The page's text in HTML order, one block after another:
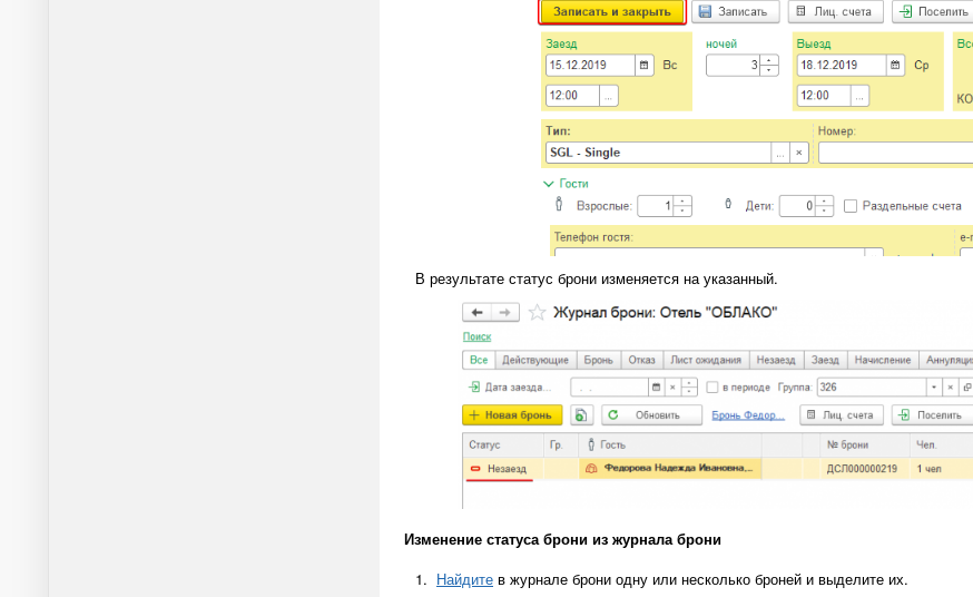
В результате статус брони изменяется на указанный.
Изменение статуса брони из журнала брони
1. Найдите в журнале брони одну или несколько броней и выделите их.